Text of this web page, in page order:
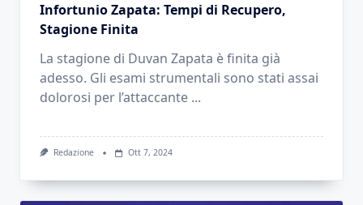
Infortunio Zapata: Tempi di Recupero,
Stagione Finita
La stagione di Duvan Zapata è finita già
adesso. Gli esami strumentali sono stati assai
dolorosi per l’attaccante ...
Redazione Ott 7, 2024